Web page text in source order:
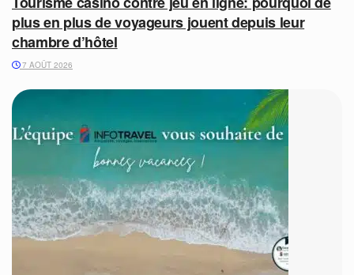
plus en plus de voyageurs jouent depuis leur
chambre d’hôtel
7 AOÛT 2026